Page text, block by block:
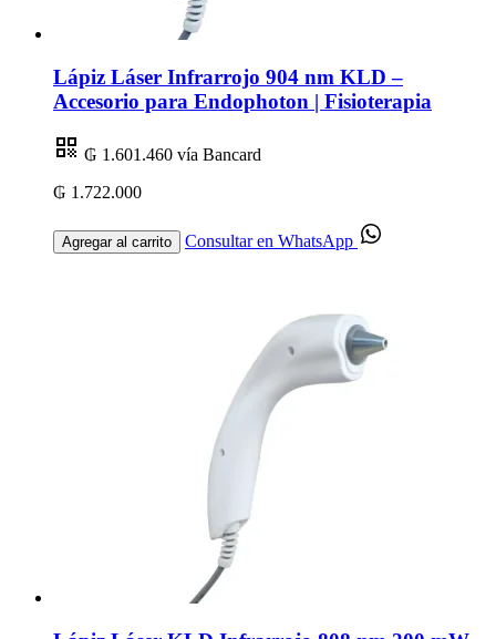
Lápiz Láser Infrarrojo 904 nm KLD –
Accesorio para Endophoton | Fisioterapia
₲ 1.601.460 vía Bancard
₲ 1.722.000
Agregar al carrito Consultar en WhatsApp